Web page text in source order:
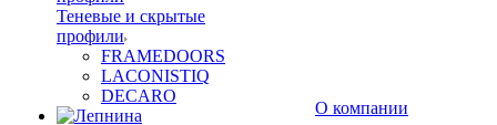
Теневые и скрытые
профили
FRAMEDOORS
LACONISTIQ
DECARO
О компании